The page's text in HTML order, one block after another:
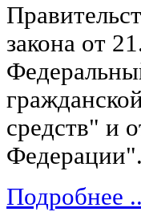
закона от
средств" и
Федерации".
Подробнее